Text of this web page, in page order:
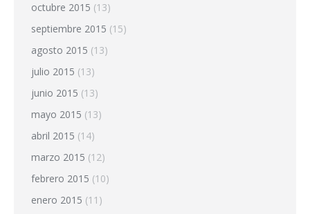
octubre 2015 (13)
septiembre 2015 (15)
agosto 2015 (13)
julio 2015 (13)
junio 2015 (13)
mayo 2015 (13)
abril 2015 (14)
marzo 2015 (12)
febrero 2015 (10)
enero 2015 (11)